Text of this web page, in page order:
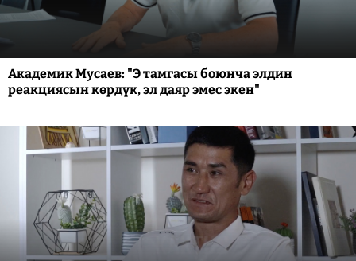
Академик Мусаев: "Э тамгасы боюнча элдин
реакциясын көрдүк, эл даяр эмес экен"